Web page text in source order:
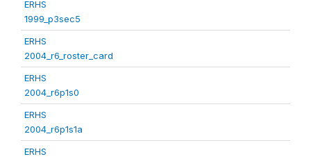
ERHS
1999_p3sec5
ERHS
2004_r6_roster_card
ERHS
2004_r6p1s0
ERHS
2004_r6p1s1a
ERHS